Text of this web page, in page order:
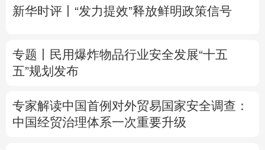
Deutsch Português
新华时评丨“发力提效”释放鲜明政策信号
专题丨
民用爆炸物品行业安全发展“十五
五”规划发布
专家解读中国首例对外贸易国家安全调查：
中国经贸治理体系一次重要升级